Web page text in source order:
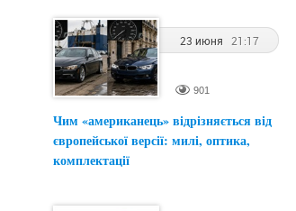
23 июня 21:17
901
Чим «американець» відрізняється від
європейської версії: милі, оптика,
комплектації